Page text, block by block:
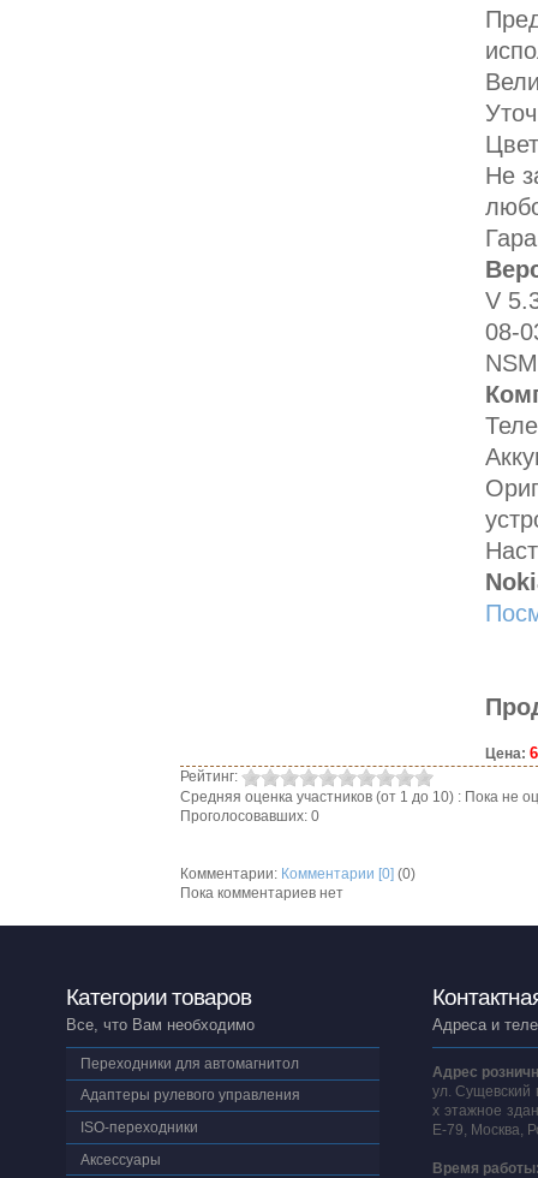
Не
V
08-
Цена:
Рейтинг:
Средняя оценка участников (от 1 до 10) : Пока не
Проголосовавших: 0
Комментарии: Комментарии [0] (0)
Пока комментариев нет
Категории товаров
Все, что Вам необходимо
Переходники для автомагнитол
Адаптеры рулевого управления
ISO-переходники
Аксессуары
Адреса и
Адрес
ул. Сущевский
х этажное
E-79, Москва,
Время